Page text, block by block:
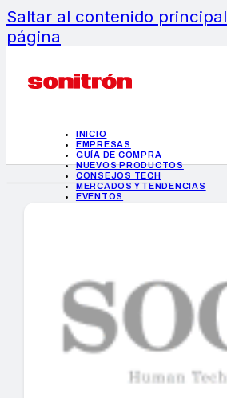
Saltar al contenido principal
página
INICIO
EMPRESAS
GUÍA DE COMPRA
NUEVOS PRODUCTOS
CONSEJOS TECH
MERCADOS Y TENDENCIAS
EVENTOS
INICIO
EMPRESAS
GUÍA DE COMPRA